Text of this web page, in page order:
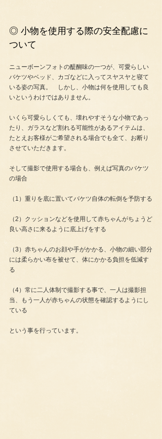
◎ 小物を使用する際の安全配慮に
ついて
ニューボーンフォトの醍醐味の一つが、可愛らしい
バケツやベッド、カゴなどに入ってスヤスヤと寝て
いる姿の写真。　しかし、小物は何を使用しても良
いというわけではありません。
いくら可愛らしくても、壊れやすそうな小物であっ
たり、ガラスなど割れる可能性があるアイテムは、
たとえお客様がご希望される場合でも全て、お断り
させていただきます。
そして撮影で使用する場合も、例えば写真のバケツ
の場合
（1）重りを底に置いてバケツ自体の転倒を予防する
（2）クッションなどを使用して赤ちゃんがちょうど
良い高さに来るように底上げをする
（3）赤ちゃんのお顔や手がかかる、小物の細い部分
には柔らかい布を被せて、体にかかる負担を低減す
る
（4）常に二人体制で撮影する事で、一人は撮影担
当、もう一人が赤ちゃんの状態を確認するようにし
ている
という事を行っています。